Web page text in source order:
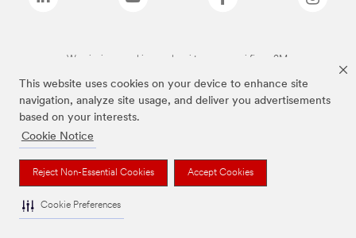
This website uses cookies on your device to enhance site
navigation, analyze site usage, and deliver you advertisements
based on your interests.
Cookie Notice
Reject Non-Essential Cookies Accept Cookies
Cookie Preferences
Wymienione marki są znakami towarowymi firmy 3M.